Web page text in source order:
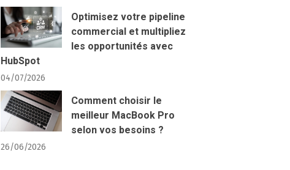
Optimisez votre pipeline
commercial et multipliez
les opportunités avec
HubSpot
04/07/2026
Comment choisir le
meilleur MacBook Pro
selon vos besoins ?
26/06/2026